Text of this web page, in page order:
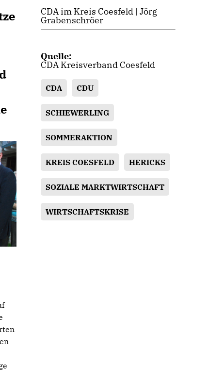
CDA im Kreis Coesfeld | Jörg
Grabenschröer
Quelle:
CDA Kreisverband Coesfeld
CDA CDU
SCHIEWERLING
SOMMERAKTION
KREIS COESFELD HERICKS
SOZIALE MARKTWIRTSCHAFT
WIRTSCHAFTSKRISE